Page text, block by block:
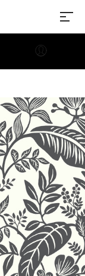
the
sell
design
or
an
Envato
get
faster.